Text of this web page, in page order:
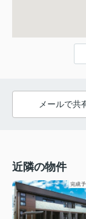
メールで共
近隣の物件